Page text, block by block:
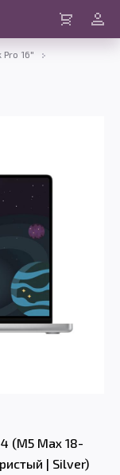
Войти
Pro 16"
(M5 Max 18-
| Silver)